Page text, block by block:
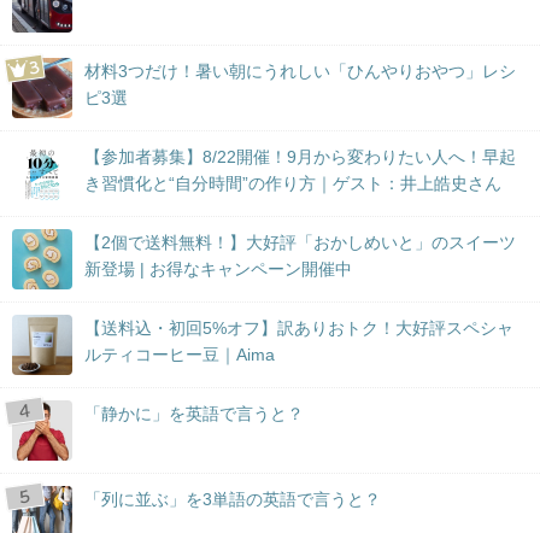
材料3つだけ！暑い朝にうれしい「ひんやりおやつ」レシ
ピ3選
【参加者募集】8/22開催！9月から変わりたい人へ！早起
き習慣化と“自分時間”の作り方｜ゲスト：井上皓史さん
【2個で送料無料！】大好評「おかしめいと」のスイーツ
新登場 | お得なキャンペーン開催中
【送料込・初回5%オフ】訳ありおトク！大好評スペシャ
ルティコーヒー豆｜Aima
「静かに」を英語で言うと？
「列に並ぶ」を3単語の英語で言うと？